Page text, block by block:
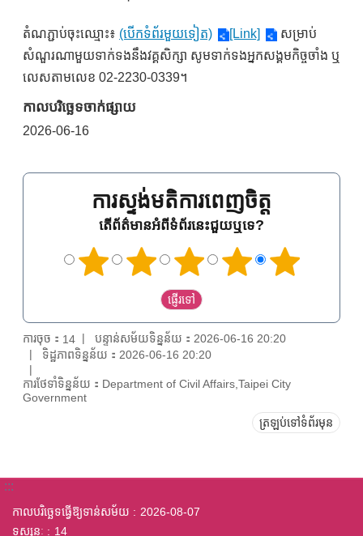
តំណភ្ជាប់ចុះឈ្មោះ៖ (បើកទំព័រមួយទៀត) [Link]
សម្រាប់
សំណួរណាមួយទាក់ទងនឹងវគ្គសិក្សា សូមទាក់ទងអ្នកសង្គមកិច្ចចាំង ឬ
លេសតាមលេខ 02-2230-0339។
កាលបរិច្ឆេទចាក់ផ្សាយ
2026-06-16
ការស្ទង់មតិការពេញចិត្ត
តើព័ត៌មានអំពីទំព័រនេះជួយឬទេ?
ការចុច： 14
បន្ទាន់សម័យទិន្នន័យ：2026-06-16 20:20
ទិដ្ឋភាពទិន្នន័យ：2026-06-16 20:20
ការថែទាំទិន្នន័យ：Department of Civil Affairs,Taipei City
Government
ត្រឡប់ទៅទំព័រមុន
:::
កាលបរិច្ឆេទធ្វើឱ្យទាន់សម័យ
2026-08-07
ទស្សនៈ
14